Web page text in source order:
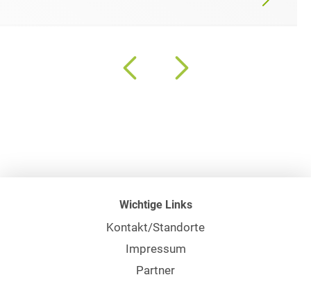
Wichtige Links
Kontakt/Standorte
Impressum
Partner